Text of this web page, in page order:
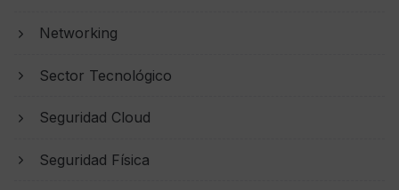
Networking
Sector Tecnológico
Seguridad Cloud
Seguridad Física